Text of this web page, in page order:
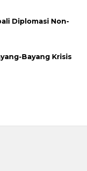
Diplomasi Non-
Bayang Krisis